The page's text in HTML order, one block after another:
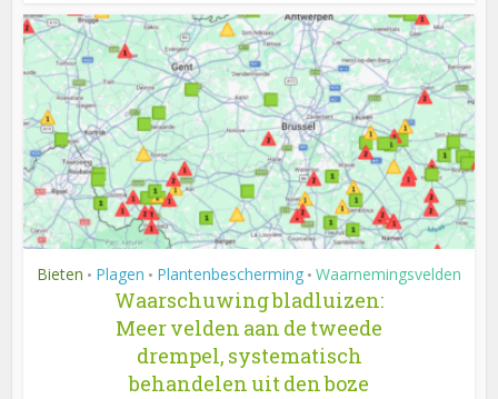
Bieten • Plagen • Plantenbescherming • Waarnemingsvelden
Waarschuwing bladluizen:
Meer velden aan de tweede
drempel, systematisch
behandelen uit den boze